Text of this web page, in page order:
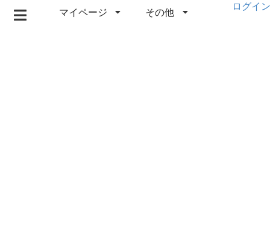
マイページ その他
ログイン